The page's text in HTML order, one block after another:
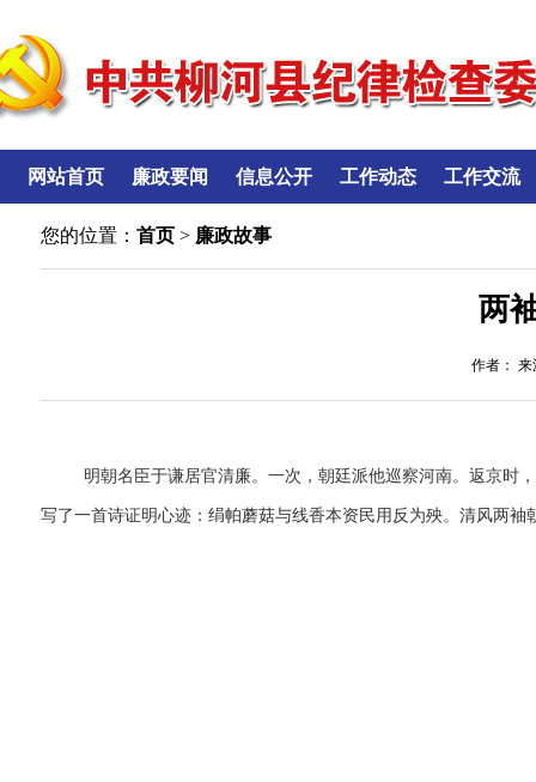
网站首页 廉政要闻 信息公开 工作动态 工作交流
您的位置：首页 > 廉政故事
两
作者： 来
明朝名臣于谦居官清廉。一次，朝廷派他巡察河南。返京时
写了一首诗证明心迹：绢帕蘑菇与线香本资民用反为殃。清风两袖